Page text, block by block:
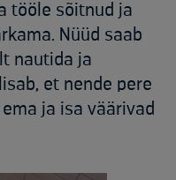
tööle sõitnud ja
Nüüd saab
nautida ja
et nende pere
ja isa väärivad